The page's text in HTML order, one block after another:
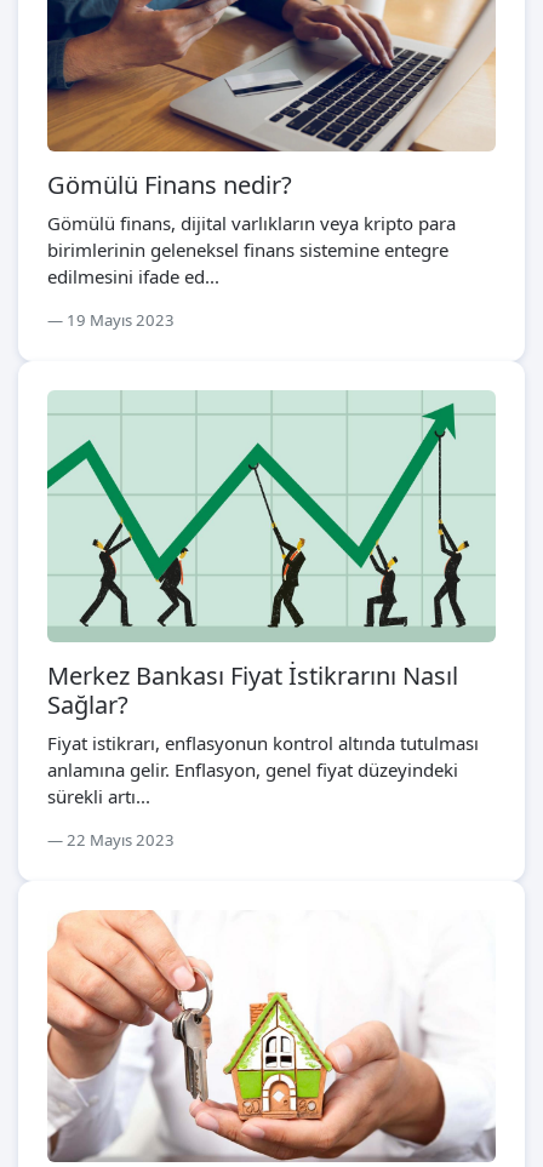
Gömülü Finans nedir?
Gömülü finans, dijital varlıkların veya kripto para
birimlerinin geleneksel finans sistemine entegre
edilmesini ifade ed...
19 Mayıs 2023
Merkez Bankası Fiyat İstikrarını Nasıl
Sağlar?
Fiyat istikrarı, enflasyonun kontrol altında tutulması
anlamına gelir. Enflasyon, genel fiyat düzeyindeki
sürekli artı...
22 Mayıs 2023